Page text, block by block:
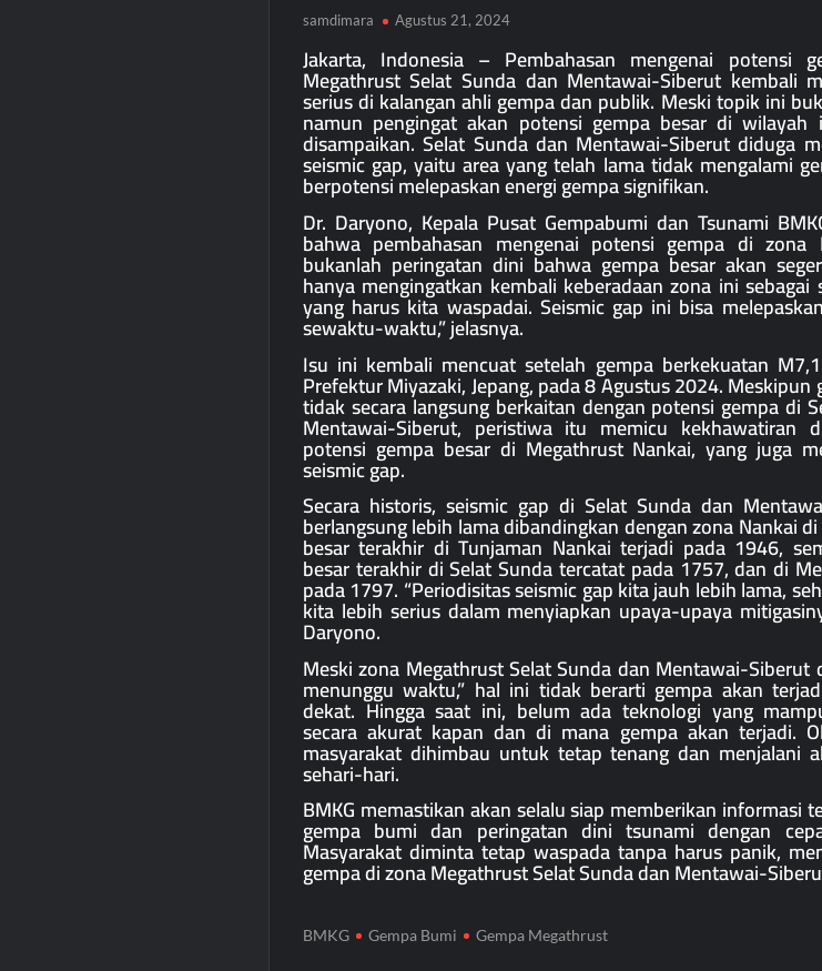
samdimara Agustus 21, 2024
Jakarta, Indonesia – Pembahasan mengenai potensi
Megathrust Selat Sunda dan Mentawai-Siberut kembali
serius di kalangan ahli gempa dan publik. Meski topik ini
namun pengingat akan potensi gempa besar di
disampaikan. Selat Sunda dan Mentawai-Siberut diduga
seismic gap, yaitu area yang telah lama tidak mengalami
berpotensi melepaskan energi gempa signifikan.
Dr. Daryono, Kepala Pusat Gempabumi dan Tsunami
bahwa pembahasan mengenai potensi gempa di zona
bukanlah peringatan dini bahwa gempa besar akan
hanya mengingatkan kembali keberadaan zona ini sebagai
yang harus kita waspadai. Seismic gap ini bisa
sewaktu-waktu,” jelasnya.
Isu ini kembali mencuat setelah gempa berkekuatan
Prefektur Miyazaki, Jepang, pada 8 Agustus 2024.
tidak secara langsung berkaitan dengan potensi gempa di
Mentawai-Siberut, peristiwa itu memicu kekhawatiran
potensi gempa besar di Megathrust Nankai, yang juga
seismic gap.
Secara historis, seismic gap di Selat Sunda dan
berlangsung lebih lama dibandingkan dengan zona Nankai di
besar terakhir di Tunjaman Nankai terjadi pada 1946,
besar terakhir di Selat Sunda tercatat pada 1757, dan di
pada 1797. “Periodisitas seismic gap kita jauh lebih lama,
kita lebih serius dalam menyiapkan upaya-upaya
Daryono.
Meski zona Megathrust Selat Sunda dan Mentawai-Siberut
menunggu waktu,” hal ini tidak berarti gempa akan
dekat. Hingga saat ini, belum ada teknologi yang
secara akurat kapan dan di mana gempa akan terjadi.
masyarakat dihimbau untuk tetap tenang dan menjalani
sehari-hari.
BMKG memastikan akan selalu siap memberikan informasi
gempa bumi dan peringatan dini tsunami dengan
Masyarakat diminta tetap waspada tanpa harus panik,
gempa di zona Megathrust Selat Sunda dan Mentawai-
BMKG Gempa Bumi Gempa Megathrust